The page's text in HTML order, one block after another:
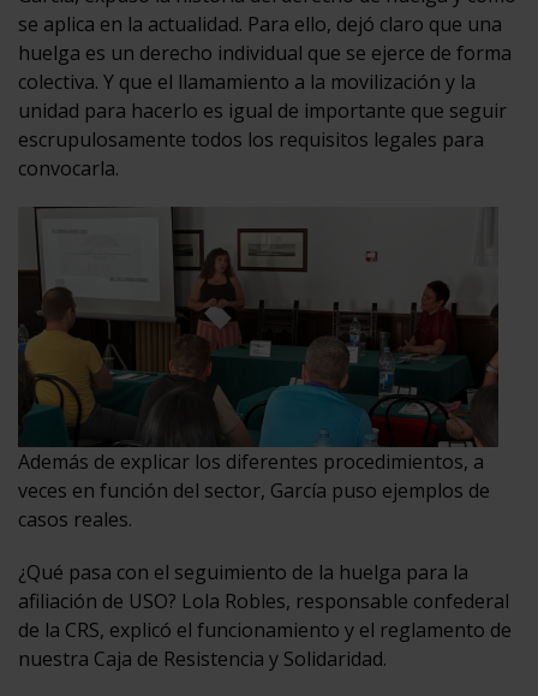
se aplica en la actualidad. Para ello, dejó claro que una
huelga es un derecho individual que se ejerce de forma
colectiva. Y que el llamamiento a la movilización y la
unidad para hacerlo es igual de importante que seguir
escrupulosamente todos los requisitos legales para
convocarla.
Además de explicar los diferentes procedimientos, a
veces en función del sector, García puso ejemplos de
casos reales.
¿Qué pasa con el seguimiento de la huelga para la
afiliación de USO? Lola Robles, responsable confederal
de la CRS, explicó el funcionamiento y el reglamento de
nuestra Caja de Resistencia y Solidaridad.